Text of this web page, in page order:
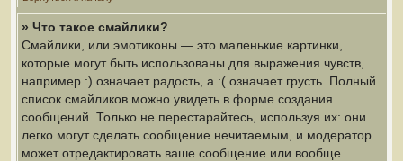
» Что такое смайлики?
Смайлики, или эмотиконы — это маленькие картинки,
которые могут быть использованы для выражения чувств,
например :) означает радость, а :( означает грусть. Полный
список смайликов можно увидеть в форме создания
сообщений. Только не перестарайтесь, используя их: они
легко могут сделать сообщение нечитаемым, и модератор
может отредактировать ваше сообщение или вообще